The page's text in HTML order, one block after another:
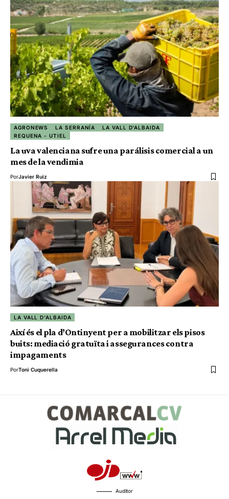
AGRONEWS LA SERRANÍA
LA VALL D'ALBAIDA
REQUENA - UTIEL
La uva valenciana sufre una parálisis comercial a un
mes de la vendimia
PorJavier Ruiz
LA VALL D'ALBAIDA
Així és el pla d’Ontinyent per a mobilitzar els pisos
buits: mediació gratuïta i assegurances contra
impagaments
PorToni Cuquerella
Auditor